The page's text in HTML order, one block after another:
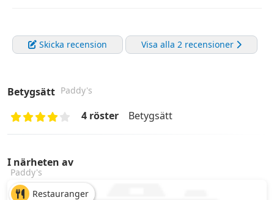
Skicka recension Visa alla 2 recensioner
Betygsätt Paddy's
Betygsätt
4 röster
I närheten av
Paddy's
Restauranger